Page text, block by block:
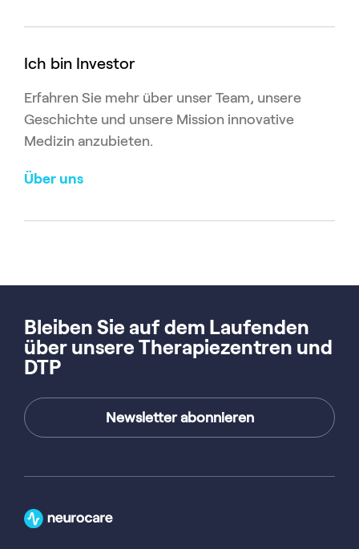
Ich bin Investor
Erfahren Sie mehr über unser Team, unsere
Geschichte und unsere Mission innovative
Medizin anzubieten.
Über uns
Bleiben Sie auf dem Laufenden
über unsere Therapiezentren und
DTP
Newsletter abonnieren